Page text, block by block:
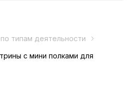
типам деятельности
с мини полками для